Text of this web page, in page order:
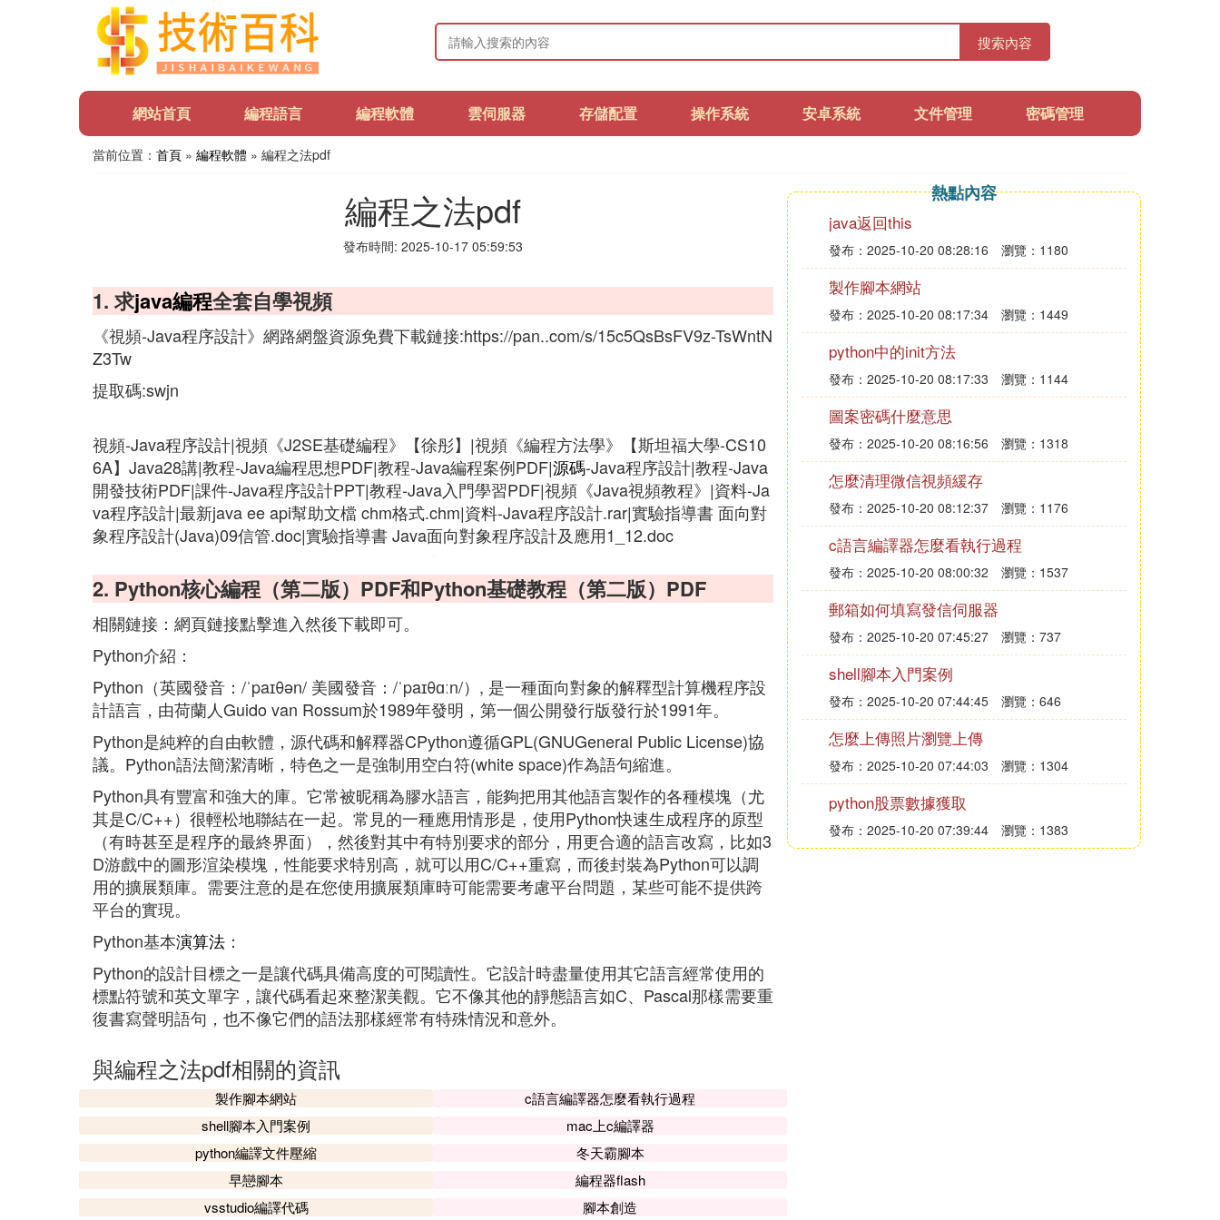
搜索內容
網站首頁 編程語言 編程軟體 雲伺服器 存儲配置 操作系統 安卓系統 文件管理 密碼管理
當前位置： 首頁 » 編程軟體 » 編程之法pdf
編程之法pdf
發布時間: 2025-10-17 05:59:53
1. 求java編程全套自學視頻
《視頻-Java程序設計》網路網盤資源免費下載鏈接:https://pan..com/s/15c5QsBsFV9z-TsWntN
Z3Tw
提取碼:swjn
視頻-Java程序設計|視頻《J2SE基礎編程》【徐彤】|視頻《編程方法學》【斯坦福大學-CS10
6A】Java28講|教程-Java編程思想PDF|教程-Java編程案例PDF|源碼-Java程序設計|教程-Java
開發技術PDF|課件-Java程序設計PPT|教程-Java入門學習PDF|視頻《Java視頻教程》|資料-Ja
va程序設計|最新java ee api幫助文檔 chm格式.chm|資料-Java程序設計.rar|實驗指導書 面向對
象程序設計(Java)09信管.doc|實驗指導書 Java面向對象程序設計及應用1_12.doc
2. Python核心編程（第二版）PDF和Python基礎教程（第二版）PDF
相關鏈接：網頁鏈接點擊進入然後下載即可。
Python介紹：
Python（英國發音：/ˈpaɪθən/ 美國發音：/ˈpaɪθɑːn/）, 是一種面向對象的解釋型計算機程序設
計語言，由荷蘭人Guido van Rossum於1989年發明，第一個公開發行版發行於1991年。
Python是純粹的自由軟體，源代碼和解釋器CPython遵循GPL(GNUGeneral Public License)協
議。Python語法簡潔清晰，特色之一是強制用空白符(white space)作為語句縮進。
Python具有豐富和強大的庫。它常被昵稱為膠水語言，能夠把用其他語言製作的各種模塊（尤
其是C/C++）很輕松地聯結在一起。常見的一種應用情形是，使用Python快速生成程序的原型
（有時甚至是程序的最終界面），然後對其中有特別要求的部分，用更合適的語言改寫，比如3
D游戲中的圖形渲染模塊，性能要求特別高，就可以用C/C++重寫，而後封裝為Python可以調
用的擴展類庫。需要注意的是在您使用擴展類庫時可能需要考慮平台問題，某些可能不提供跨
平台的實現。
Python基本演算法 ：
Python的設計目標之一是讓代碼具備高度的可閱讀性。它設計時盡量使用其它語言經常使用的
標點符號和英文單字，讓代碼看起來整潔美觀。它不像其他的靜態語言如C、Pascal那樣需要重
復書寫聲明語句，也不像它們的語法那樣經常有特殊情況和意外。
與編程之法pdf相關的資訊
製作腳本網站
c語言編譯器怎麼看執行過程
shell腳本入門案例
mac上c編譯器
python編譯文件壓縮
冬天霸腳本
早戀腳本
編程器flash
vsstudio編譯代碼
腳本創造
熱點內容
java返回this
發布：2025-10-20 08:28:16 瀏覽：1180
製作腳本網站
發布：2025-10-20 08:17:34 瀏覽：1449
python中的init方法
發布：2025-10-20 08:17:33 瀏覽：1144
圖案密碼什麼意思
發布：2025-10-20 08:16:56 瀏覽：1318
怎麼清理微信視頻緩存
發布：2025-10-20 08:12:37 瀏覽：1176
c語言編譯器怎麼看執行過程
發布：2025-10-20 08:00:32 瀏覽：1537
郵箱如何填寫發信伺服器
發布：2025-10-20 07:45:27 瀏覽：737
shell腳本入門案例
發布：2025-10-20 07:44:45 瀏覽：646
怎麼上傳照片瀏覽上傳
發布：2025-10-20 07:44:03 瀏覽：1304
python股票數據獲取
發布：2025-10-20 07:39:44 瀏覽：1383